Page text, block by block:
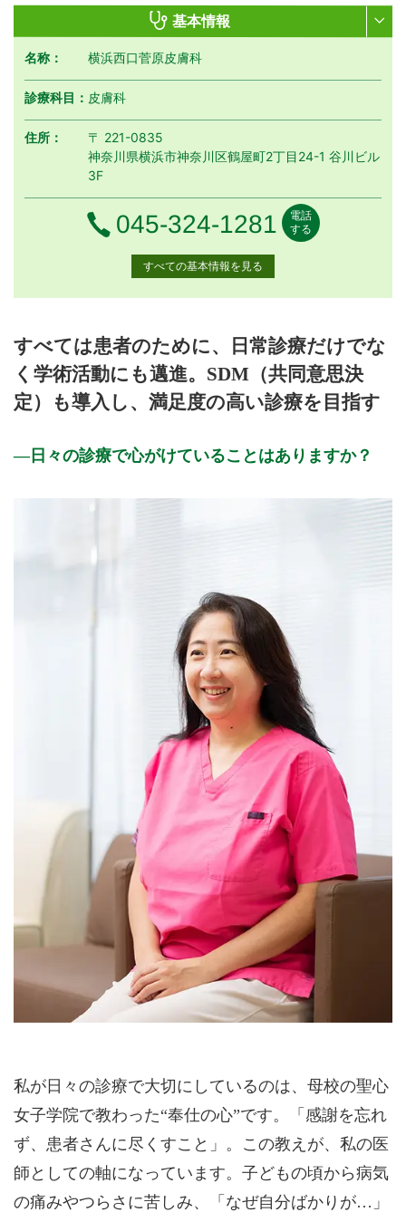
基本情報
名称： 横浜西口菅原皮膚科
診療科目： 皮膚科
住所：
〒 221-0835
神奈川県横浜市神奈川区鶴屋町2丁目24-1 谷川ビル
3F
電話番号
045-324-1281
電話
する
すべての基本情報を見る
9:00〜12:00
● ● ● ●
●
15:00〜17:00
● ● ● ●
備考: 【初診】
ことがございますがご理解のほどお願い申し上げます)
電話での予約システムの使用方法や道案内のご質問は、現場の
混乱に繋がるため、ご遠慮ください。
※診療時間や臨時休診・診療内容等について、事前に必ず医療
機関ホームページ、またはお電話にてご確認ください。
>>病院なびで医療機関の詳細を見る
公式HPはこちら
すべては患者のために、日常診療だけでな
く学術活動にも邁進。SDM（共同意思決
定）も導入し、満足度の高い診療を目指す
日々の診療で心がけていることはありますか？
私が日々の診療で大切にしているのは、母校の聖心
女子学院で教わった“奉仕の心”です。「感謝を忘れ
ず、患者さんに尽くすこと」。この教えが、私の医
師としての軸になっています。子どもの頃から病気
の痛みやつらさに苦しみ、「なぜ自分ばかりが…」